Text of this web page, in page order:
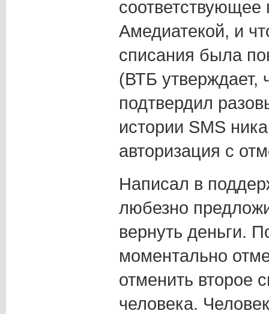
соответствующее
Амедиатекой, и
списания была
(ВТБ утверждает,
подтвердил
истории SMS
авторизация с
Написал в
любезно
вернуть деньги.
моментально
отменить второе
человека.